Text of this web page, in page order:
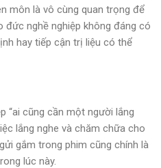
môn là vô cùng quan trọng để
đức nghề nghiệp không đáng có
hay tiếp cận trị liệu có thể
“ai cũng cần một người lắng
lắng nghe và chăm chữa cho
gắm trong phim cũng chính là
lúc này.